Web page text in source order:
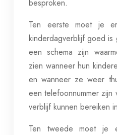
besproken.
Ten eerste moet je
kinderdagverblijf goed
een schema zijn
zien wanneer hun
en wanneer ze weer
een telefoonnummer
verblijf kunnen bereiken
Ten tweede moet je